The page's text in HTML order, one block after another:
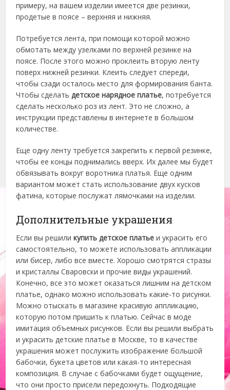
примеру, на вашем изделии имеется две резинки,
продетые в поясе – верхняя и нижняя.
Потребуется лента, при помощи которой можно
обмотать между узелками по верхней резинке на
поясе. После этого можно проклеить вторую ленту
поверх нижней резинки. Клеить следует спереди,
чтобы сзади осталось место для формирования банта.
Чтобы сделатьдетское нарядное платье, потребуется
сделать несколько роз из лент. Это не сложно, а
инструкции представлены в интернете в большом
количестве.
Еще одну ленту требуется закрепить к первой резинке,
чтобы ее концы поднимались вверх. Их далее мы будет
обвязывать вокруг воротника платья. Еще одним
вариантом может стать использование двух кусков
фатина, которые послужат лямочками на изделии.
Дополнительные украшения
Если вы решиликупить детское платье и украсить его
самостоятельно, то можете использовать аппликации
или бисер, либо все вместе. Хорошо смотрятся стразы
и кристаллы Сваровски и прочие виды украшений.
Конечно, все это может оказаться лишним на детском
платье, однако можно использовать какие-то рисунки.
Можно отыскать в магазине красивую аппликацию,
которую потом пришить к платью. Сейчас в моде
имитация объемных рисунков. Если вы решили выбрать
и украсить детские платье в Москве, то в качестве
украшения может послужить изображение большой
бабочки, букета цветов или какая-то интересная
композиция. В случае с бабочками будет ощущение,
что они просто присели передохнуть. Подходящие